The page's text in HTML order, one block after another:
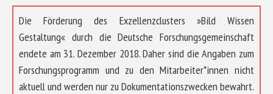
Die Förderung des Exzellenzclusters »Bild Wissen
Gestaltung« durch die Deutsche Forschungsgemeinschaft
endete am 31. Dezember 2018. Daher sind die Angaben zum
Forschungsprogramm und zu den Mitarbeiter*innen nicht
aktuell und werden nur zu Dokumentationszwecken bewahrt.